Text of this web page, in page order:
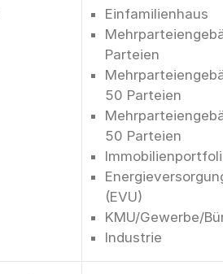
Einfamilienhaus
Parteien
50 Parteien
50 Parteien
(EVU)
KMU/Gewerbe/
Industrie